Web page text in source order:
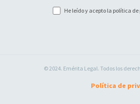
He leído y acepto la política
© 2024. Emérita Legal. Todos los
Política de